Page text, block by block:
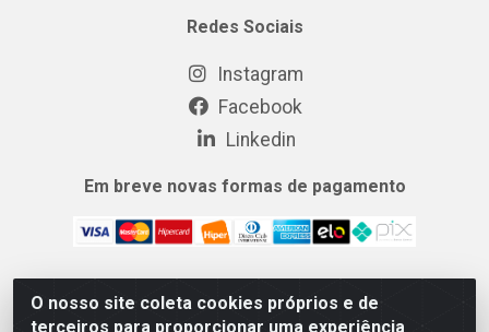
O nosso site coleta cookies próprios e de
terceiros para proporcionar uma experiência
Redes Sociais
Instagram
Facebook
Linkedin
Em breve novas formas de pagamento
MIX CERTO DISTRIBUIDORA DE COSMÉTICOS ALIMENTOS E